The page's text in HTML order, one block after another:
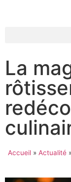
La
Accueil» Actualité»